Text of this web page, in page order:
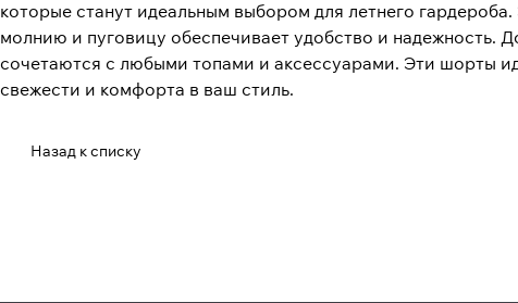
которые станут идеальным выбором для летнего
молнию и пуговицу обеспечивает удобство и надежность.
сочетаются с любыми топами и аксессуарами. Эти шорты
свежести и комфорта в ваш стиль.
Назад к списку